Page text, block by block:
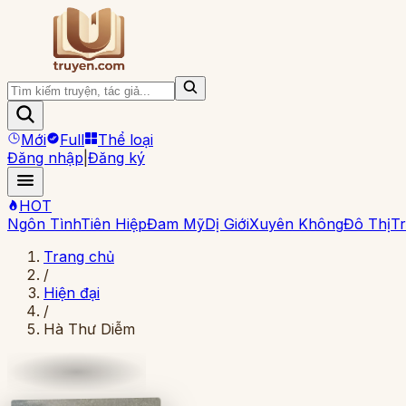
Mới Full
Thể loại
Đăng nhập Đăng ký
HOT
Ngôn TìnhTiên HiệpĐam MỹDị GiớiXuyên KhôngĐô Thị
Trang chủ
/
Hiện đại
/
Hà Thư Diễm